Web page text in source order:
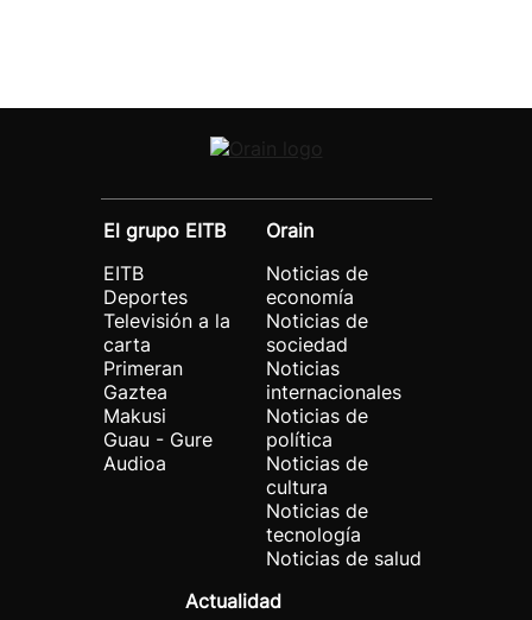
El grupo EITB
EITB
Deportes
Televisión a la
carta
Primeran
Gaztea
Makusi
Guau - Gure
Audioa
Orain
Noticias de
economía
Noticias de
sociedad
Noticias
internacionales
Noticias de
política
Noticias de
cultura
Noticias de
tecnología
Noticias de salud
Actualidad